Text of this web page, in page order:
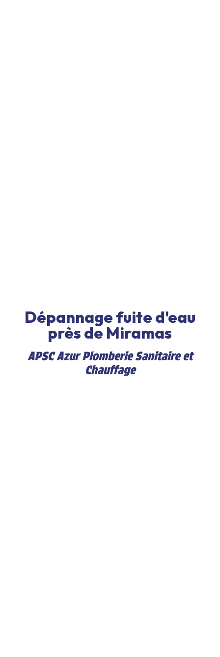
Dépannage fuite d'eau
près de Miramas
APSC Azur Plomberie Sanitaire et
Chauffage